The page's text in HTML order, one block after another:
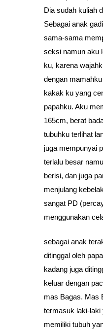
Dia sudah kuliah
Sebagai anak
sama-sama
seksi namun aku
ku, karena
dengan
kakak ku yang
papahku. Aku
165cm, berat
tubuhku terlihat
juga mempunyai
terlalu besar
berisi, dan juga
menjulang
sangat PD
menggunakan
sebagai anak
ditinggal oleh
kadang juga
keluar dengan
mas Bagas. Mas
termasuk laki-laki
memiliki tubuh